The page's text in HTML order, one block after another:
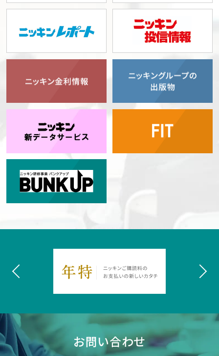
お問い合わせ